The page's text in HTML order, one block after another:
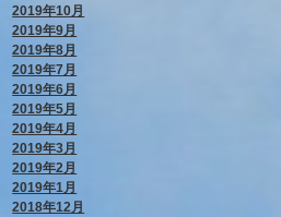
2019年10月
2019年9月
2019年8月
2019年7月
2019年6月
2019年5月
2019年4月
2019年3月
2019年2月
2019年1月
2018年12月